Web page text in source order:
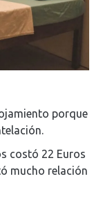
porque
costó 22 Euros
mucho relación